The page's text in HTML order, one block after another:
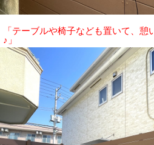
「テーブルや椅子なども置いて、
♪」